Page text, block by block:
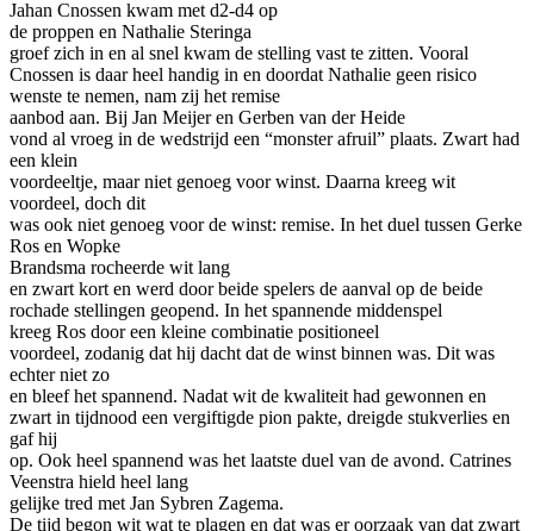
Jahan Cnossen kwam met d2-d4 op
de proppen en Nathalie Steringa
groef zich in en al snel kwam de stelling vast te zitten. Vooral
Cnossen is daar heel handig in en doordatNathalie geen risico
wenste te nemen, nam zij het remise
aanbod aan. Bij Jan Meijer en Gerben van der Heide
vond al vroeg in de wedstrijd een “monster afruil” plaats. Zwart had
een klein
voordeeltje, maar niet genoeg voor winst. Daarna kreeg wit
voordeel, doch dit
was ook niet genoeg voor de winst: remise. In het duel tussen Gerke
Ros en Wopke
Brandsma rocheerde wit lang
en zwart kort en werd door beide spelers de aanval op de beide
rochade stellingen geopend. In het spannende middenspel
kreeg Ros door een kleine combinatie positioneel
voordeel, zodanig dat hij dacht dat de winst binnen was. Dit was
echter niet zo
en bleef het spannend. Nadat wit de kwaliteit had gewonnen en
zwart in tijdnood een vergiftigde pion pakte, dreigde stukverlies en
gaf hij
op. Ook heel spannend was het laatste duel van de avond. Catrines
Veenstra hield heel lang
gelijke tred met Jan Sybren Zagema.
De tijd begon wit wat te plagen en dat was er oorzaak van dat zwart